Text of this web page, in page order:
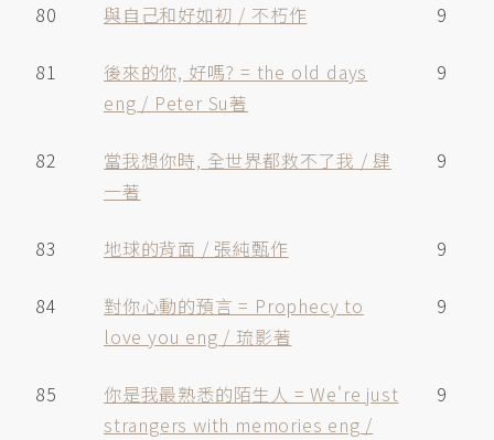
80 與自己和好如初 / 不朽作 9
81
後來的你, 好嗎? = the old days
eng / Peter Su著
9
82
當我想你時, 全世界都救不了我 / 肆
一著
9
83 地球的背面 / 張純甄作 9
84
對你心動的預言 = Prophecy to
love you eng / 琉影著
9
85
你是我最熟悉的陌生人 = We're just
strangers with memories eng /
9